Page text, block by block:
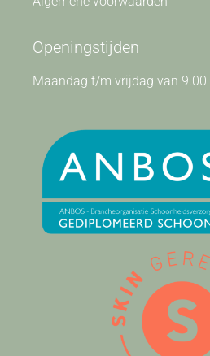
Openingstijden
Maandag t/m vrijdag van 9.00